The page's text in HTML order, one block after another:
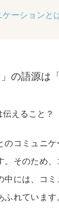
ーションと
の語源は
えること？
のコミュニ
。そのため
中には、コ
ふれていま